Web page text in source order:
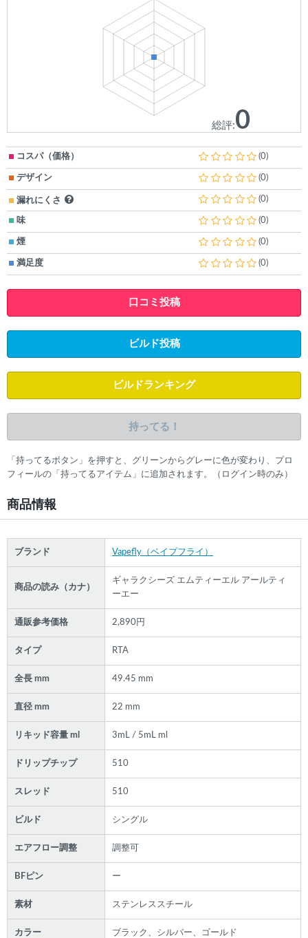
総評:0
コスパ（価格） (0)
デザイン (0)
漏れにくさ (0)
味 (0)
煙 (0)
満足度 (0)
口コミ投稿
ビルド投稿
ビルドランキング
持ってる！
「持ってるボタン」を押すと、グリーンからグレーに色が変わり、プロ
フィールの「持ってるアイテム」に追加されます。（ログイン時のみ）
商品情報
ブランド Vapefly（ベイプフライ）
商品の読み（カナ）
ギャラクシーズ エムティーエル アールティ
ーエー
通販参考価格 2,890円
タイプ RTA
全長 mm 49.45 mm
直径 mm 22 mm
リキッド容量 ml 3mL / 5mL ml
ドリップチップ 510
スレッド 510
ビルド シングル
エアフロー調整 調整可
BFピン ー
素材 ステンレススチール
カラー ブラック、シルバー、ゴールド